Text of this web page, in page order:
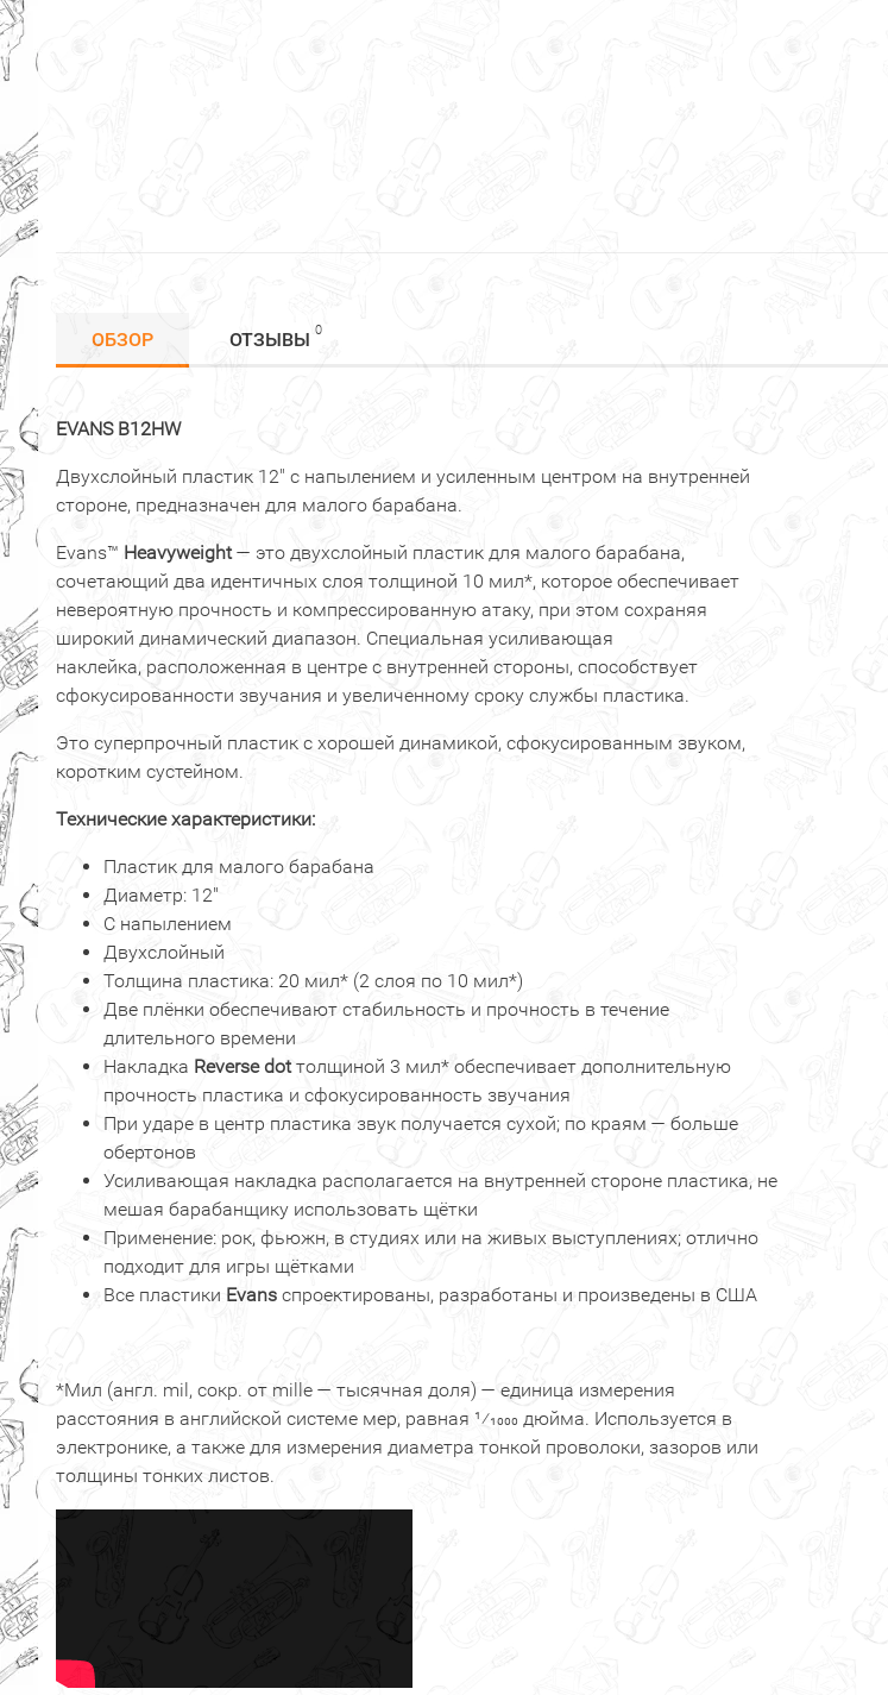
ОБЗОР ОТЗЫВЫ 0
EVANS B12HW
Двухслойный пластик 12" с напылением и усиленным центром на внутренней
стороне, предназначен для малого барабана.
Evans™ Heavyweight— это двухслойный пластик для малого барабана,
сочетающий два идентичных слоя толщиной 10 мил*, которое обеспечивает
невероятную прочность и компрессированную атаку, при этом сохраняя
широкий динамический диапазон. Специальная усиливающая
наклейка, расположенная в центре с внутренней стороны, способствует
сфокусированности звучания и увеличенному сроку службы пластика.
Это суперпрочный пластик с хорошей динамикой, сфокусированным звуком,
коротким сустейном.
Технические характеристики:
Пластик для малого барабана
Диаметр: 12"
С напылением
Двухслойный
Толщина пластика: 20 мил* (2 слоя по 10 мил*)
Две плёнки обеспечивают стабильность и прочность в течение
длительного времени
Накладка Reverse dotтолщиной 3 мил* обеспечивает дополнительную
прочность пластика и сфокусированность звучания
При ударе в центр пластика звук получается сухой; по краям — больше
обертонов
Усиливающая накладка располагается на внутренней стороне пластика, не
мешая барабанщику использовать щётки
Применение: рок, фьюжн, в студиях или на живых выступлениях; отлично
подходит для игры щётками
Все пластики Evans спроектированы, разработаны и произведены в США
*Мил (англ. mil, сокр. от mille — тысячная доля) — единица измерения
расстояния в английской системе мер, равная 1⁄1000 дюйма. Используется в
электронике, а также для измерения диаметра тонкой проволоки, зазоров или
толщины тонких листов.